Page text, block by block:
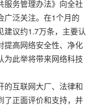
服务管理办法》向全社
广泛关注。在1个月的
建议约1.7万条，主要认
提高网络安全性、净化
为此举将带来网络科技
的互联网大厂、法律和
了正面评价和支持，并